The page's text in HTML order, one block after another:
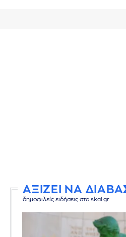
ΑΞΙΖΕΙ ΝΑ
δημοφιλείς ειδήσεις στο skai.gr